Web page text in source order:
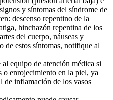
y síntomas del síndrome de
descenso repentino de la
hinchazón repentina de los
del cuerpo, náuseas y
de estos síntomas, notifique al
al equipo de atención médica si
o enrojecimiento en la piel, ya
de inflamación de los vasos